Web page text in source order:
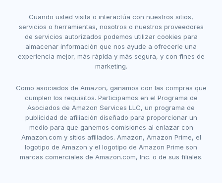
Cuando usted visita o interactúa con nuestros sitios,
servicios o herramientas, nosotros o nuestros proveedores
de servicios autorizados podemos utilizar cookies para
almacenar información que nos ayude a ofrecerle una
experiencia mejor, más rápida y más segura, y con fines de
marketing.
Como asociados de Amazon, ganamos con las compras que
cumplen los requisitos. Participamos en el Programa de
Asociados de Amazon Services LLC, un programa de
publicidad de afiliación diseñado para proporcionar un
medio para que ganemos comisiones al enlazar con
Amazon.com y sitios afiliados. Amazon, Amazon Prime, el
logotipo de Amazon y el logotipo de Amazon Prime son
marcas comerciales de Amazon.com, Inc. o de sus filiales.